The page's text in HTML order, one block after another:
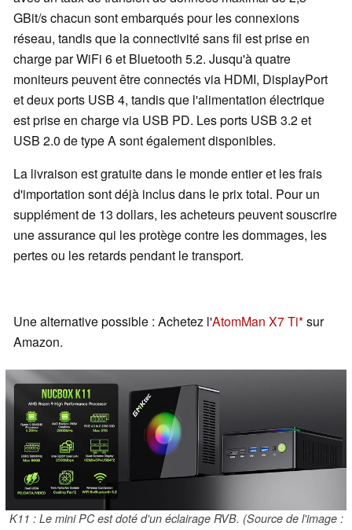
GBit/s chacun sont embarqués pour les connexions
réseau, tandis que la connectivité sans fil est prise en
charge par WiFi 6 et Bluetooth 5.2. Jusqu'à quatre
moniteurs peuvent être connectés via HDMI, DisplayPort
et deux ports USB 4, tandis que l'alimentation électrique
est prise en charge via USB PD. Les ports USB 3.2 et
USB 2.0 de type A sont également disponibles.
La livraison est gratuite dans le monde entier et les frais
d'importation sont déjà inclus dans le prix total. Pour un
supplément de 13 dollars, les acheteurs peuvent souscrire
une assurance qui les protège contre les dommages, les
pertes ou les retards pendant le transport.
Une alternative possible : Achetez l'AtomMan X7 Ti sur
Amazon.
K11 : Le mini PC est doté d'un éclairage RVB. (Source de l'image :